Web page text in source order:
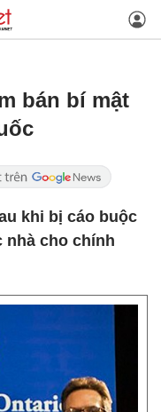
bán bí mật
khi bị cáo buộc
nhà cho chính